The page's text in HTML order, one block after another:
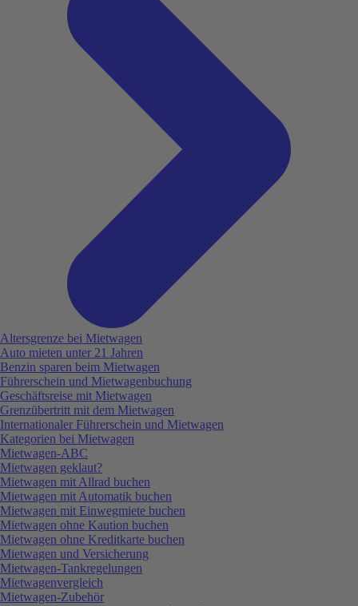
Altersgrenze bei Mietwagen
Auto mieten unter 21 Jahren
Benzin sparen beim Mietwagen
Führerschein und Mietwagenbuchung
Geschäftsreise mit Mietwagen
Grenzübertritt mit dem Mietwagen
Internationaler Führerschein und Mietwagen
Kategorien bei Mietwagen
Mietwagen-ABC
Mietwagen geklaut?
Mietwagen mit Allrad buchen
Mietwagen mit Automatik buchen
Mietwagen mit Einwegmiete buchen
Mietwagen ohne Kaution buchen
Mietwagen ohne Kreditkarte buchen
Mietwagen und Versicherung
Mietwagen-Tankregelungen
Mietwagenvergleich
Mietwagen-Zubehör